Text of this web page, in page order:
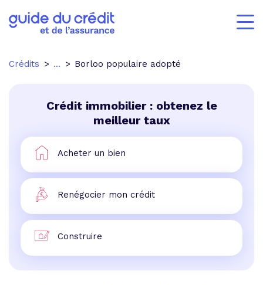
Crédits ... Borloo populaire adopté
Crédit immobilier : obtenez le
meilleur taux
Acheter un bien
Renégocier mon crédit
Construire